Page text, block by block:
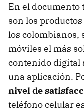
En el documento
son los
los colombianos,
móviles el más
contenido digital
una aplicación.
nivel de
teléfono celular